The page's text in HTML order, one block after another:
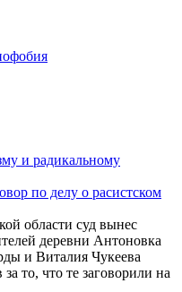
и радикальному
по делу о расистском
области суд вынес
деревни Антоновка
и Виталия Чукеева
за то, что те заговорили на